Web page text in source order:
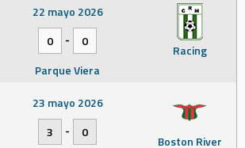
Racing
22 mayo 2026
0
-
0
Parque Viera
Boston River
23 mayo 2026
3
-
0